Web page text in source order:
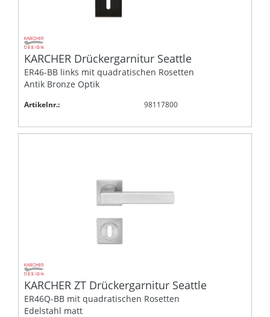
KARCHER Drückergarnitur Seattle
ER46-BB links mit quadratischen Rosetten
Antik Bronze Optik
Artikelnr.: 98117800
KARCHER ZT Drückergarnitur Seattle
ER46Q-BB mit quadratischen Rosetten
Edelstahl matt